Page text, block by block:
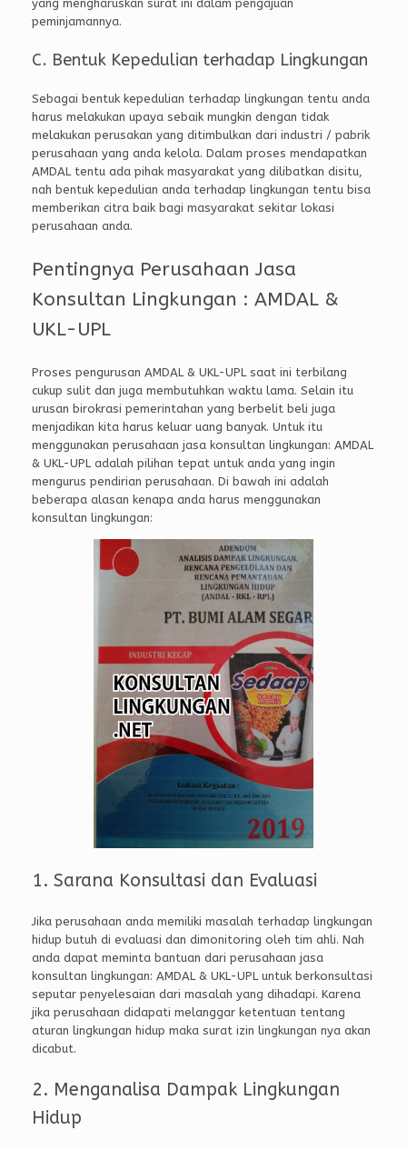
yang mengharuskan surat ini dalam pengajuan
peminjamannya.
C. Bentuk Kepedulian terhadap Lingkungan
Sebagai bentuk kepedulian terhadap lingkungan tentu anda
harus melakukan upaya sebaik mungkin dengan tidak
melakukan perusakan yang ditimbulkan dari industri / pabrik
perusahaan yang anda kelola. Dalam proses mendapatkan
AMDAL tentu ada pihak masyarakat yang dilibatkan disitu,
nah bentuk kepedulian anda terhadap lingkungan tentu bisa
memberikan citra baik bagi masyarakat sekitar lokasi
perusahaan anda.
Pentingnya Perusahaan Jasa
Konsultan Lingkungan : AMDAL &
UKL-UPL
Proses pengurusan AMDAL & UKL-UPL saat ini terbilang
cukup sulit dan juga membutuhkan waktu lama. Selain itu
urusan birokrasi pemerintahan yang berbelit beli juga
menjadikan kita harus keluar uang banyak. Untuk itu
menggunakan perusahaan jasa konsultan lingkungan: AMDAL
& UKL-UPL adalah pilihan tepat untuk anda yang ingin
mengurus pendirian perusahaan. Di bawah ini adalah
beberapa alasan kenapa anda harus menggunakan
konsultan lingkungan:
1. Sarana Konsultasi dan Evaluasi
Jika perusahaan anda memiliki masalah terhadap lingkungan
hidup butuh di evaluasi dan dimonitoring oleh tim ahli. Nah
anda dapat meminta bantuan dari perusahaan jasa
konsultan lingkungan: AMDAL & UKL-UPL untuk berkonsultasi
seputar penyelesaian dari masalah yang dihadapi. Karena
jika perusahaan didapati melanggar ketentuan tentang
aturan lingkungan hidup maka surat izin lingkungan nya akan
dicabut.
2. Menganalisa Dampak Lingkungan
Hidup